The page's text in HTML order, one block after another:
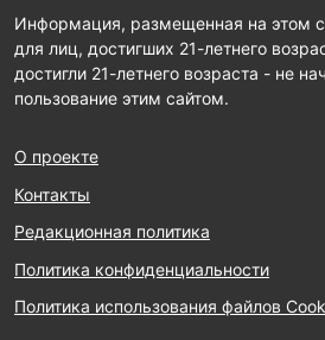
Информация, размещенная на этом
для лиц, достигших 21-летнего
достигли 21-летнего возраста - не
пользование этим сайтом.
О проекте
Контакты
Редакционная политика
Политика конфиденциальности
Политика использования файлов